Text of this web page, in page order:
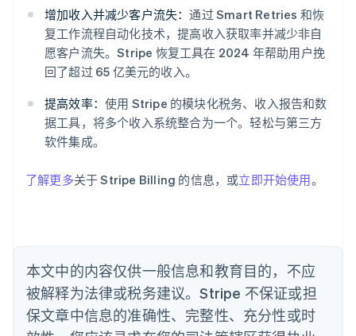
增加收入并减少客户流失：通过 Smart Retries 和恢
复工作流程自动化技术，提高收入获取率并减少非自
愿客户流失。Stripe 恢复工具在 2024 年帮助用户挽
回了超过 65 亿美元的收入。
提高效率： 使用 Stripe 的模块化税务、收入报告和数
据工具，将多个收入系统整合为一个。轻松与第三方
软件集成。
了解更多关于 Stripe Billing 的信息，或立即开始使用。
本文中的内容仅供一般信息和教育目的，不应
被解释为法律或税务建议。Stripe 不保证或担
保文章中信息的准确性、完整性、充分性或时
English
爱尔兰
English
爱沙尼亚
English
奥地利
Deutsch English
澳大利亚
English
Português English
English
丹麦
English
德国